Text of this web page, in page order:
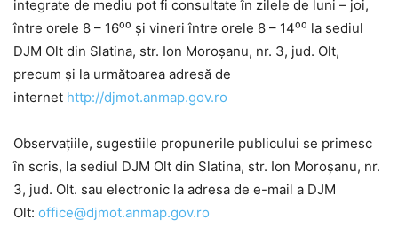
integrate de mediu pot fi consultate în zilele de luni – joi,
între orele 8 – 16⁰⁰ și vineri între orele 8 – 14⁰⁰ la sediul
DJM Olt din Slatina, str. Ion Moroșanu, nr. 3, jud. Olt,
precum și la următoarea adresă de
internet http://djmot.anmap.gov.ro
Observațiile, sugestiile propunerile publicului se primesc
în scris, la sediul DJM Olt din Slatina, str. Ion Moroșanu, nr.
3, jud. Olt. sau electronic la adresa de e-mail a DJM
Olt: office@djmot.anmap.gov.ro